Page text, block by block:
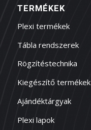
TERMÉKEK
Plexi termékek
Tábla rendszerek
Rögzítéstechnika
Kiegészítő termékek
Ajándéktárgyak
Plexi lapok